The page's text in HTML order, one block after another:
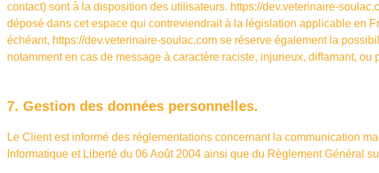
contact) sont à la disposition des utilisateurs. https://dev.veterinaire-
déposé dans cet espace qui contreviendrait à la législation applicable en
échéant, https://dev.veterinaire-soulac.com se réserve également la
notamment en cas de message à caractère raciste, injurieux, diffamant,
7. Gestion des données personnelles.
Le Client est informé des réglementations concernant la communication
Informatique et Liberté du 06 Août 2004 ainsi que du Règlement Général